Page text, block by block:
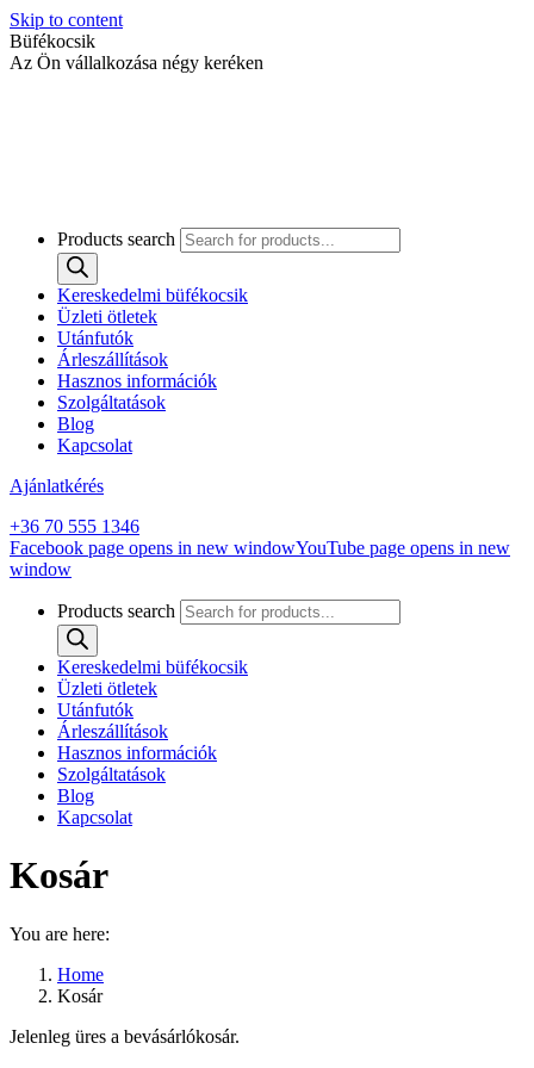
Skip to content
Büfékocsik
Az Ön vállalkozása négy keréken
Products search
Kereskedelmi büfékocsik
Üzleti ötletek
Utánfutók
Árleszállítások
Hasznos információk
Szolgáltatások
Blog
Kapcsolat
Ajánlatkérés
+36 70 555 1346
Facebook page opens in new windowYouTube page opens in new
window
Products search
Kereskedelmi büfékocsik
Üzleti ötletek
Utánfutók
Árleszállítások
Hasznos információk
Szolgáltatások
Blog
Kapcsolat
Kosár
You are here:
Home
Kosár
Jelenleg üres a bevásárlókosár.